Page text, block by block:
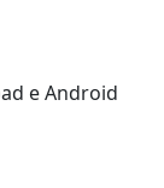
e Android